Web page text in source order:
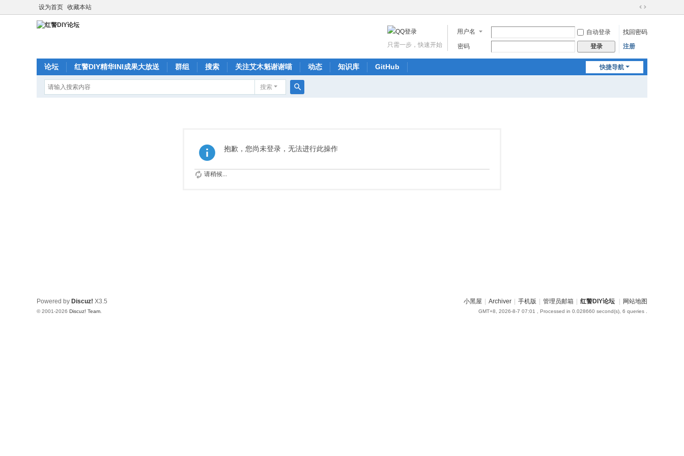
设为首页 收藏本站
切
到
用户名 自动登录
找回密码
密码
登录 注册
只需一步，快速开始
快捷导航
论坛 红警DIY精华INI成果大放送 群组 搜索 关注艾木魁谢谢喵 动态 知识库 GitHub
搜索
抱歉，您尚未登录，无法进行此操作
请稍候...
小黑屋 Archiver 手机版 管理员邮箱 红警DIY论坛 网站地图
GMT+8, 2026-8-7 07:01 , Processed in 0.028660 second(s), 6 queries .
Powered by Discuz! X3.5
© 2001-2026 Discuz! Team